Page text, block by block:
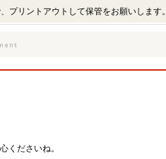
リントアウトして保管をお願いします。
くださいね。